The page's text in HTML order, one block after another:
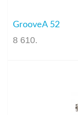
GrooveA 52
8 610.